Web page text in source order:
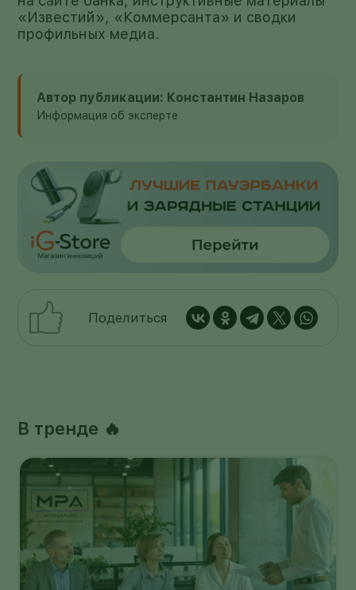
«Известий», «Коммерсанта» и сводки
профильных медиа.
Автор публикации: Константин Назаров
Информация об эксперте
Поделиться
В тренде 🔥